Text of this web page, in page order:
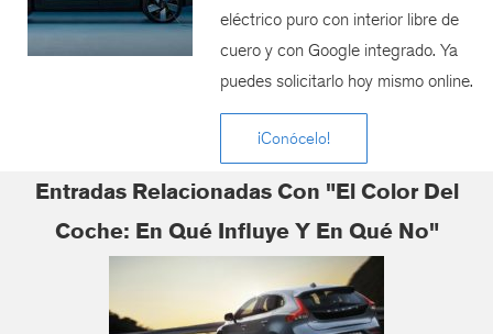
eléctrico puro con interior libre de
cuero y con Google integrado. Ya
puedes solicitarlo hoy mismo online.
¡Conócelo!
Entradas Relacionadas Con "El Color Del
Coche: En Qué Influye Y En Qué No"